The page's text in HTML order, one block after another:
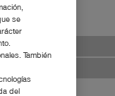
se
También
del